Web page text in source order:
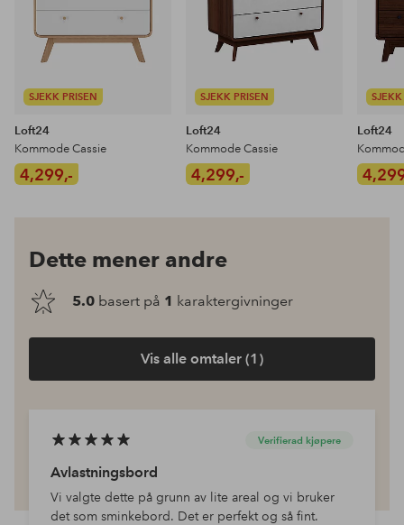
SJEKK PRISEN
Loft24
Kommode Cassie
4,299,-
SJEKK PRISEN
Loft24
Kommode Cassie
4,299,-
Loft24
Dette mener andre
5.0 basert på 1 karaktergivninger
Vis alle omtaler (1)
Verifierad kjøpere
Avlastningsbord
Vi valgte dette på grunn av lite areal og vi bruker
det som sminkebord. Det er perfekt og så fint.